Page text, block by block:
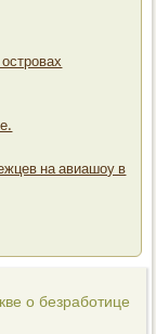
на авиашоу в
о безработице